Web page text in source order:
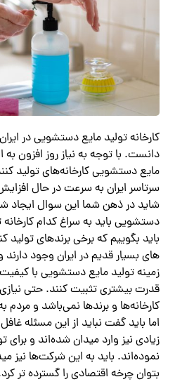
کارخانه تولید مایع دستشویی در
دانست. با توجه به نیاز روز افزون به
مایع دستشویی کارخانه‌های تولید
سرتاسر ایران به سرعت در حال
شاید در ذهن شما این سوال ایجاد
دستشویی باید به سراغ کدام
باید بگوییم که برخی برندهای تولید
های بسیار قدیم در ایران وجود
زمینه تولید مایع دستشویی با کیفیت
قدرت بیشتری تثبیت کنند. حتی نیازی
کارخانه‌ها و برندها نمی‌باشد و مردم
اما باید گفت نباید از این مسئله
زیادی نیز وارد میدان شده‌اند و
نموده‌اند‌. باید به این شرکت‌ها نیز
بتوان چرخه اقتصادی را گسترده‌ تر